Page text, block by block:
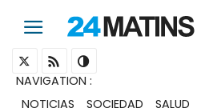
NAVIGATION :
NOTICIAS
SOCIEDAD SALUD